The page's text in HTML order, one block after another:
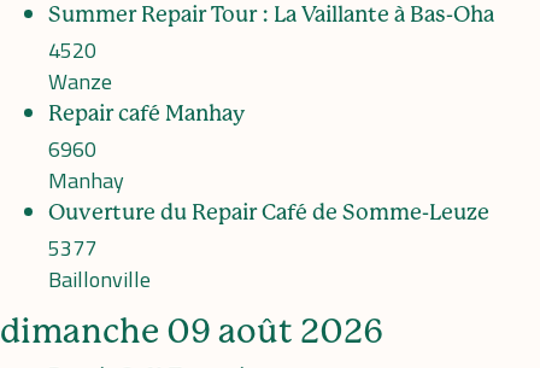
Summer Repair Tour : La Vaillante à Bas-Oha
4520
Wanze
Repair café Manhay
6960
Manhay
Ouverture du Repair Café de Somme-Leuze
5377
Baillonville
dimanche 09 août 2026